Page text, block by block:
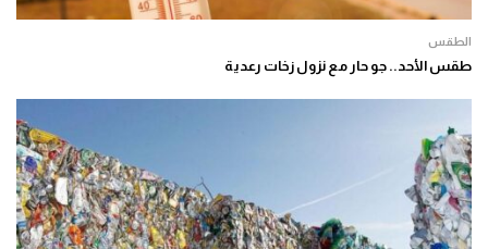
الطقس
طقس الأحد.. جو حار مع نزول زخات رعدية